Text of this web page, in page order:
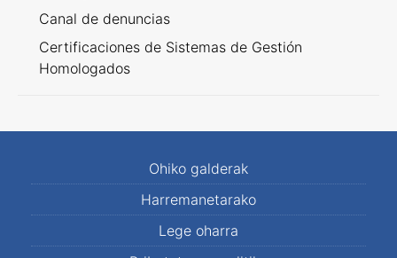
Canal de denuncias
Certificaciones de Sistemas de Gestión
Homologados
Ohiko galderak
Harremanetarako
Lege oharra